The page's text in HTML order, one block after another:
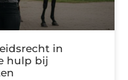
in
hulp bij